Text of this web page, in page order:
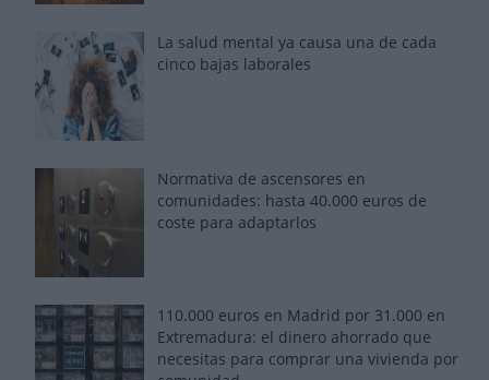
La salud mental ya causa una de cada
cinco bajas laborales
Normativa de ascensores en
comunidades: hasta 40.000 euros de
coste para adaptarlos
110.000 euros en Madrid por 31.000 en
Extremadura: el dinero ahorrado que
necesitas para comprar una vivienda por